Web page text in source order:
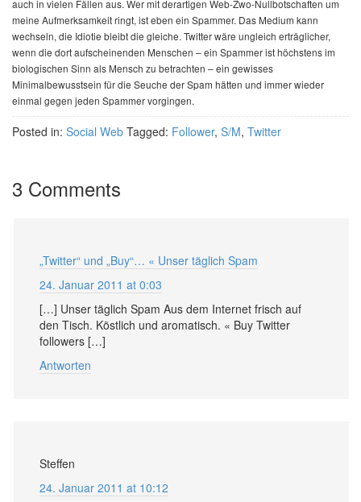
auch in vielen Fällen aus. Wer mit derartigen Web-Zwo-Nullbotschaften um
meine Aufmerksamkeit ringt, ist eben ein Spammer. Das Medium kann
wechseln, die Idiotie bleibt die gleiche. Twitter wäre ungleich erträglicher,
wenn die dort aufscheinenden Menschen – ein Spammer ist höchstens im
biologischen Sinn als Mensch zu betrachten – ein gewisses
Minimalbewusstsein für die Seuche der Spam hätten und immer wieder
einmal gegen jeden Spammer vorgingen.
Posted in: Social Web Tagged: Follower, S/M, Twitter
3 Comments
„Twitter“ und „Buy“… « Unser täglich Spam
24. Januar 2011 at 0:03
[…] Unser täglich Spam Aus dem Internet frisch auf
den Tisch. Köstlich und aromatisch. « Buy Twitter
followers […]
Antworten
Steffen
24. Januar 2011 at 10:12